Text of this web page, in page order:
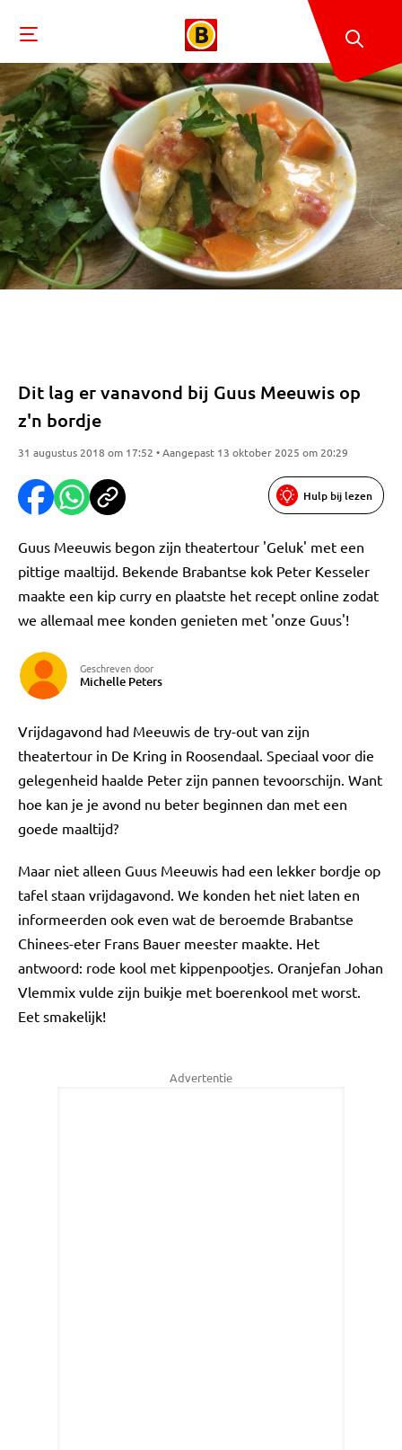
Dit lag er vanavond bij Guus Meeuwis op
z'n bordje
31 augustus 2018 om 17:52 • Aangepast 13 oktober 2025 om 20:29
Hulp bij lezen
Guus Meeuwis begon zijn theatertour 'Geluk' met een
pittige maaltijd. Bekende Brabantse kok Peter Kesseler
maakte een kip curry en plaatste het recept online zodat
we allemaal mee konden genieten met 'onze Guus'!
Geschreven door
Michelle Peters
Vrijdagavond had Meeuwis de try-out van zijn
theatertour in De Kring in Roosendaal. Speciaal voor die
gelegenheid haalde Peter zijn pannen tevoorschijn. Want
hoe kan je je avond nu beter beginnen dan met een
goede maaltijd?
Maar niet alleen Guus Meeuwis had een lekker bordje op
tafel staan vrijdagavond. We konden het niet laten en
informeerden ook even wat de beroemde Brabantse
Chinees-eter Frans Bauer meester maakte. Het
antwoord: rode kool met kippenpootjes. Oranjefan Johan
Vlemmix vulde zijn buikje met boerenkool met worst.
Eet smakelijk!
Advertentie